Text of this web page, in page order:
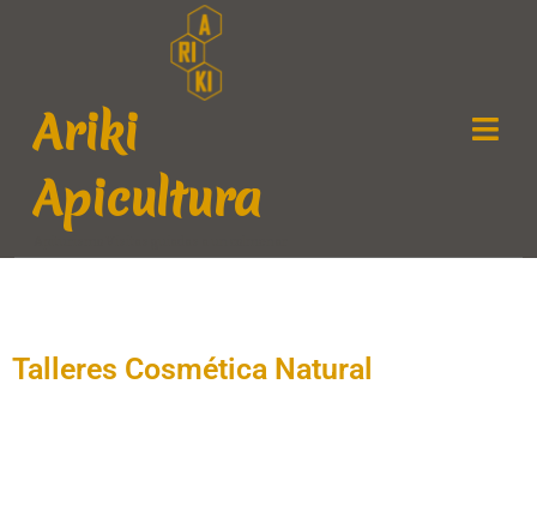
Ariki
Apicultura
Talleres Cosmética Natural